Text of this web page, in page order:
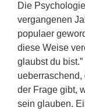
Die
vergangenen
populaer
diese Weise
glaubst du
ueberraschend,
der Frage gibt,
sein glauben.